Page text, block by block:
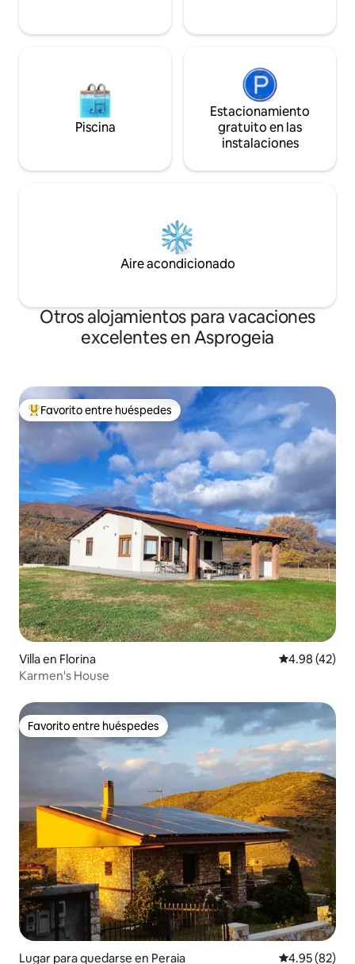
Piscina
Estacionamiento
gratuito en las
instalaciones
Aire acondicionado
Otros alojamientos para vacaciones
excelentes en Asprogeia
Favorito entre huéspedes preferido
Favorito entre huéspedes
Villa en Florina Calificación
4.98 (42)
Karmen's House
Favorito entre huéspedes
Favorito entre huéspedes
Lugar para quedarse en Peraia Calificación
4.95 (82)